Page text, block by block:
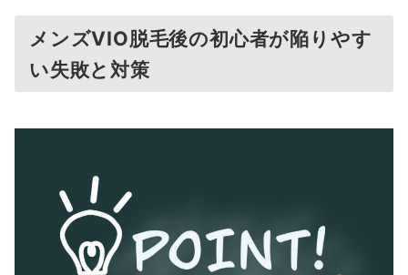
メンズVIO脱毛後の初心者が陥りやす
い失敗と対策